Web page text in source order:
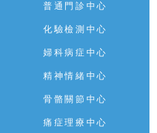
普通門診中心
化驗檢測中心
婦科病症中心
精神情緒中心
骨骼關節中心
痛症理療中心